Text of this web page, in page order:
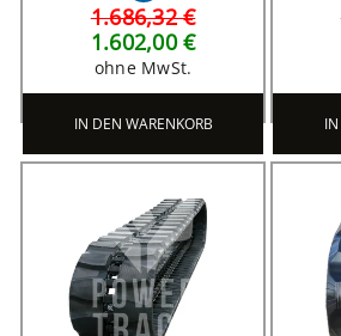
1.686,32 €
1.602,00 €
ohne MwSt.
IN DEN WARENKORB